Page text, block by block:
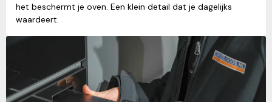
het beschermt je oven. Een klein detail dat je dagelijks
waardeert.